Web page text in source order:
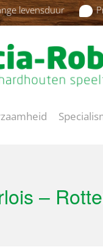
levensduur
–